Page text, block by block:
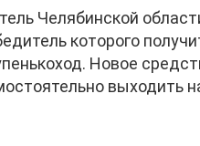
Челябинской
которого
Новое
выходить